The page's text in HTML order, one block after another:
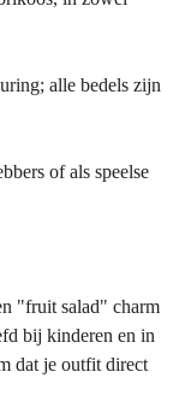
alle bedels zijn
of als speelse
"fruit salad" charm
bij kinderen en in
dat je outfit direct